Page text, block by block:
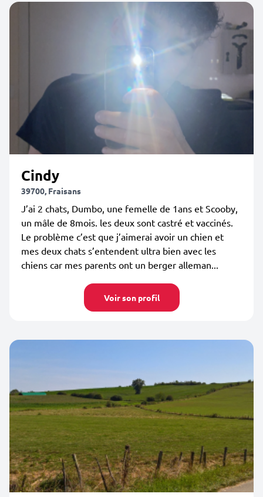
Cindy
39700, Fraisans
J’ai 2 chats, Dumbo, une femelle de 1ans et Scooby,
un mâle de 8mois. les deux sont castré et vaccinés.
Le problème c’est que j’aimerai avoir un chien et
mes deux chats s’entendent ultra bien avec les
chiens car mes parents ont un berger alleman...
Voir son profil